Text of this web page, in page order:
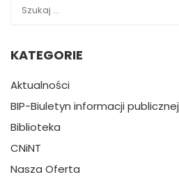
KATEGORIE
Aktualności
BIP-Biuletyn informacji publicznej
Biblioteka
CNiNT
Nasza Oferta